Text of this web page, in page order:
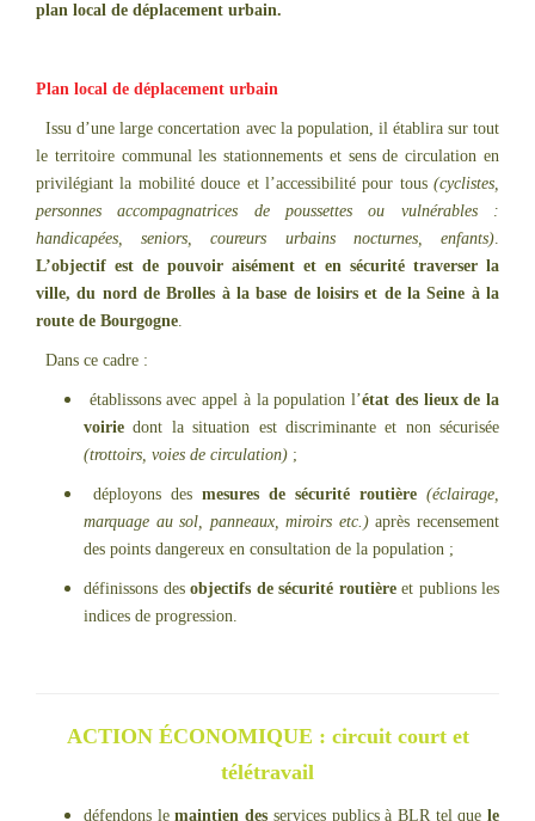
plan local de déplacement urbain.
Plan local de déplacement urbain
Issu d’une large concertation avec la population, il établira sur tout
le territoire communal les stationnements et sens de circulation en
privilégiant la mobilité douce et l’accessibilité pour tous (cyclistes,
personnes accompagnatrices de poussettes ou vulnérables :
handicapées, seniors, coureurs urbains nocturnes, enfants).
L’objectif est de pouvoir aisément et en sécurité traverser la
ville, du nord de Brolles à la base de loisirs et de la Seine à la
route de Bourgogne.
Dans ce cadre :
établissons avec appel à la population l’état des lieux de la
voirie dont la situation est discriminante et non sécurisée
(trottoirs, voies de circulation) ;
déployons des mesures de sécurité routière (éclairage,
marquage au sol, panneaux, miroirs etc.)après recensement
des points dangereux en consultation de la population ;
définissons desobjectifs de sécurité routièreet publions les
indices de progression.
ACTION ÉCONOMIQUE : circuit court et
télétravail
défendons lemaintien des services publics à BLR tel quele